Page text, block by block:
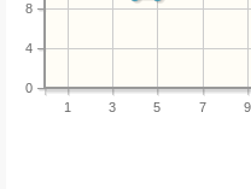
1 3 5 7 9
0
4
8